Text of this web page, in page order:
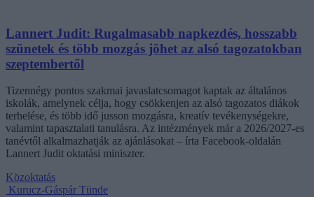
Lannert Judit: Rugalmasabb napkezdés, hosszabb
szünetek és több mozgás jöhet az alsó tagozatokban
szeptembertől
Tizennégy pontos szakmai javaslatcsomagot kaptak az általános
iskolák, amelynek célja, hogy csökkenjen az alsó tagozatos diákok
terhelése, és több idő jusson mozgásra, kreatív tevékenységekre,
valamint tapasztalati tanulásra. Az intézmények már a 2026/2027-es
tanévtől alkalmazhatják az ajánlásokat – írta Facebook-oldalán
Lannert Judit oktatási miniszter.
Közoktatás
Kurucz-Gáspár Tünde